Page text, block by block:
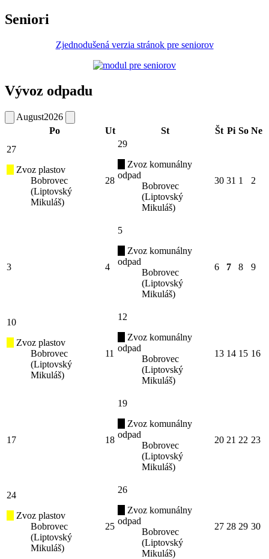
Seniori
Zjednodušená verzia stránok pre seniorov
Vývoz odpadu
August2026
Po
Ut St Št Pi So Ne
27
Zvoz plastov
Bobrovec
(Liptovský
Mikuláš)
28
29
Zvoz komunálny
odpad
Bobrovec
(Liptovský
Mikuláš)
30 31 1 2
3 4
5
Zvoz komunálny
odpad
Bobrovec
(Liptovský
Mikuláš)
6 7 8 9
10
Zvoz plastov
Bobrovec
(Liptovský
Mikuláš)
11
12
Zvoz komunálny
odpad
Bobrovec
(Liptovský
Mikuláš)
13 14 15 16
17 18
19
Zvoz komunálny
odpad
Bobrovec
(Liptovský
Mikuláš)
20 21 22 23
24
Zvoz plastov
Bobrovec
(Liptovský
Mikuláš)
25
26
Zvoz komunálny
odpad
Bobrovec
(Liptovský
Mikuláš)
27 28 29 30